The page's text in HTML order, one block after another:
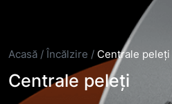
Acasă / Încălzire / Centrale peleți
Centrale peleți